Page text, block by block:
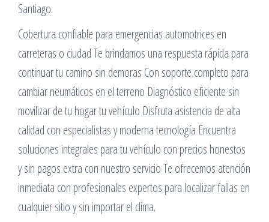
Santiago.
Cobertura confiable para emergencias automotrices en
carreteras o ciudad Te brindamos una respuesta rápida para
continuar tu camino sin demoras Con soporte completo para
cambiar neumáticos en el terreno Diagnóstico eficiente sin
movilizar de tu hogar tu vehículo Disfruta asistencia de alta
calidad con especialistas y moderna tecnología Encuentra
soluciones integrales para tu vehículo con precios honestos
y sin pagos extra con nuestro servicio Te ofrecemos atención
inmediata con profesionales expertos para localizar fallas en
cualquier sitio y sin importar el clima.